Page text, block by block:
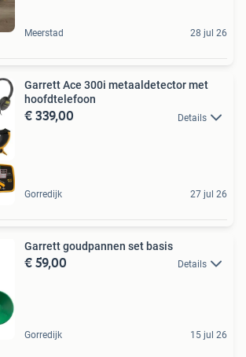
Meerstad 28 jul 26
Garrett Ace 300i metaaldetector met
hoofdtelefoon
€ 339,00 Details
Gorredijk 27 jul 26
Garrett goudpannen set basis
€ 59,00 Details
Gorredijk 15 jul 26